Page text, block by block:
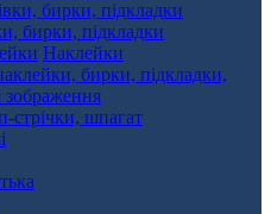
бирки, підкладки
Наклейки
стрічки, шпагат